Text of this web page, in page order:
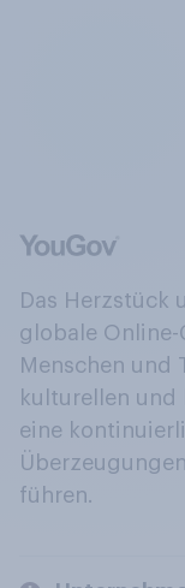
Das Herzstück
globale
Menschen und
kulturellen und
eine
führen.